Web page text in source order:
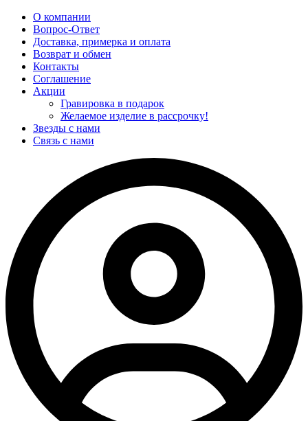
О компании
Вопрос-Ответ
Доставка, примерка и оплата
Возврат и обмен
Контакты
Соглашение
Акции
Гравировка в подарок
Желаемое изделие в рассрочку!
Звезды с нами
Связь с нами